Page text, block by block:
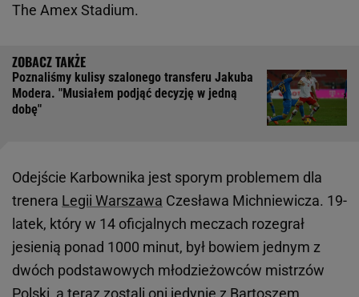
The Amex Stadium.
Poznaliśmy kulisy szalonego transferu Jakuba
Modera. "Musiałem podjąć decyzję w jedną
dobę"
Odejście Karbownika jest sporym problemem dla
trenera Legii Warszawa Czesława Michniewicza. 19-
latek, który w 14 oficjalnych meczach rozegrał
jesienią ponad 1000 minut, był bowiem jednym z
dwóch podstawowych młodzieżowców mistrzów
Polski, a teraz zostali oni jedynie z Bartoszem